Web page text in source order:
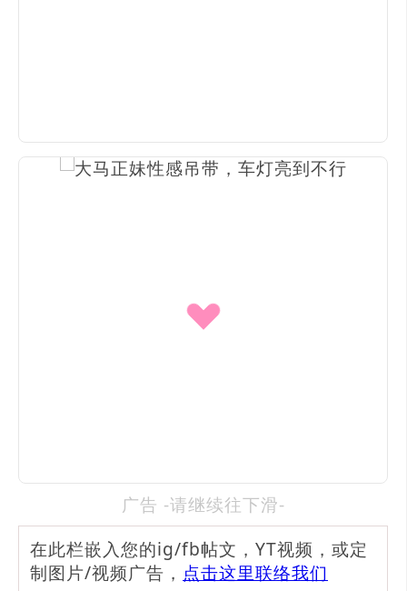
广告 -请继续往下滑-
在此栏嵌入您的ig/fb帖文，YT视频，或定
制图片/视频广告， 点击这里联络我们